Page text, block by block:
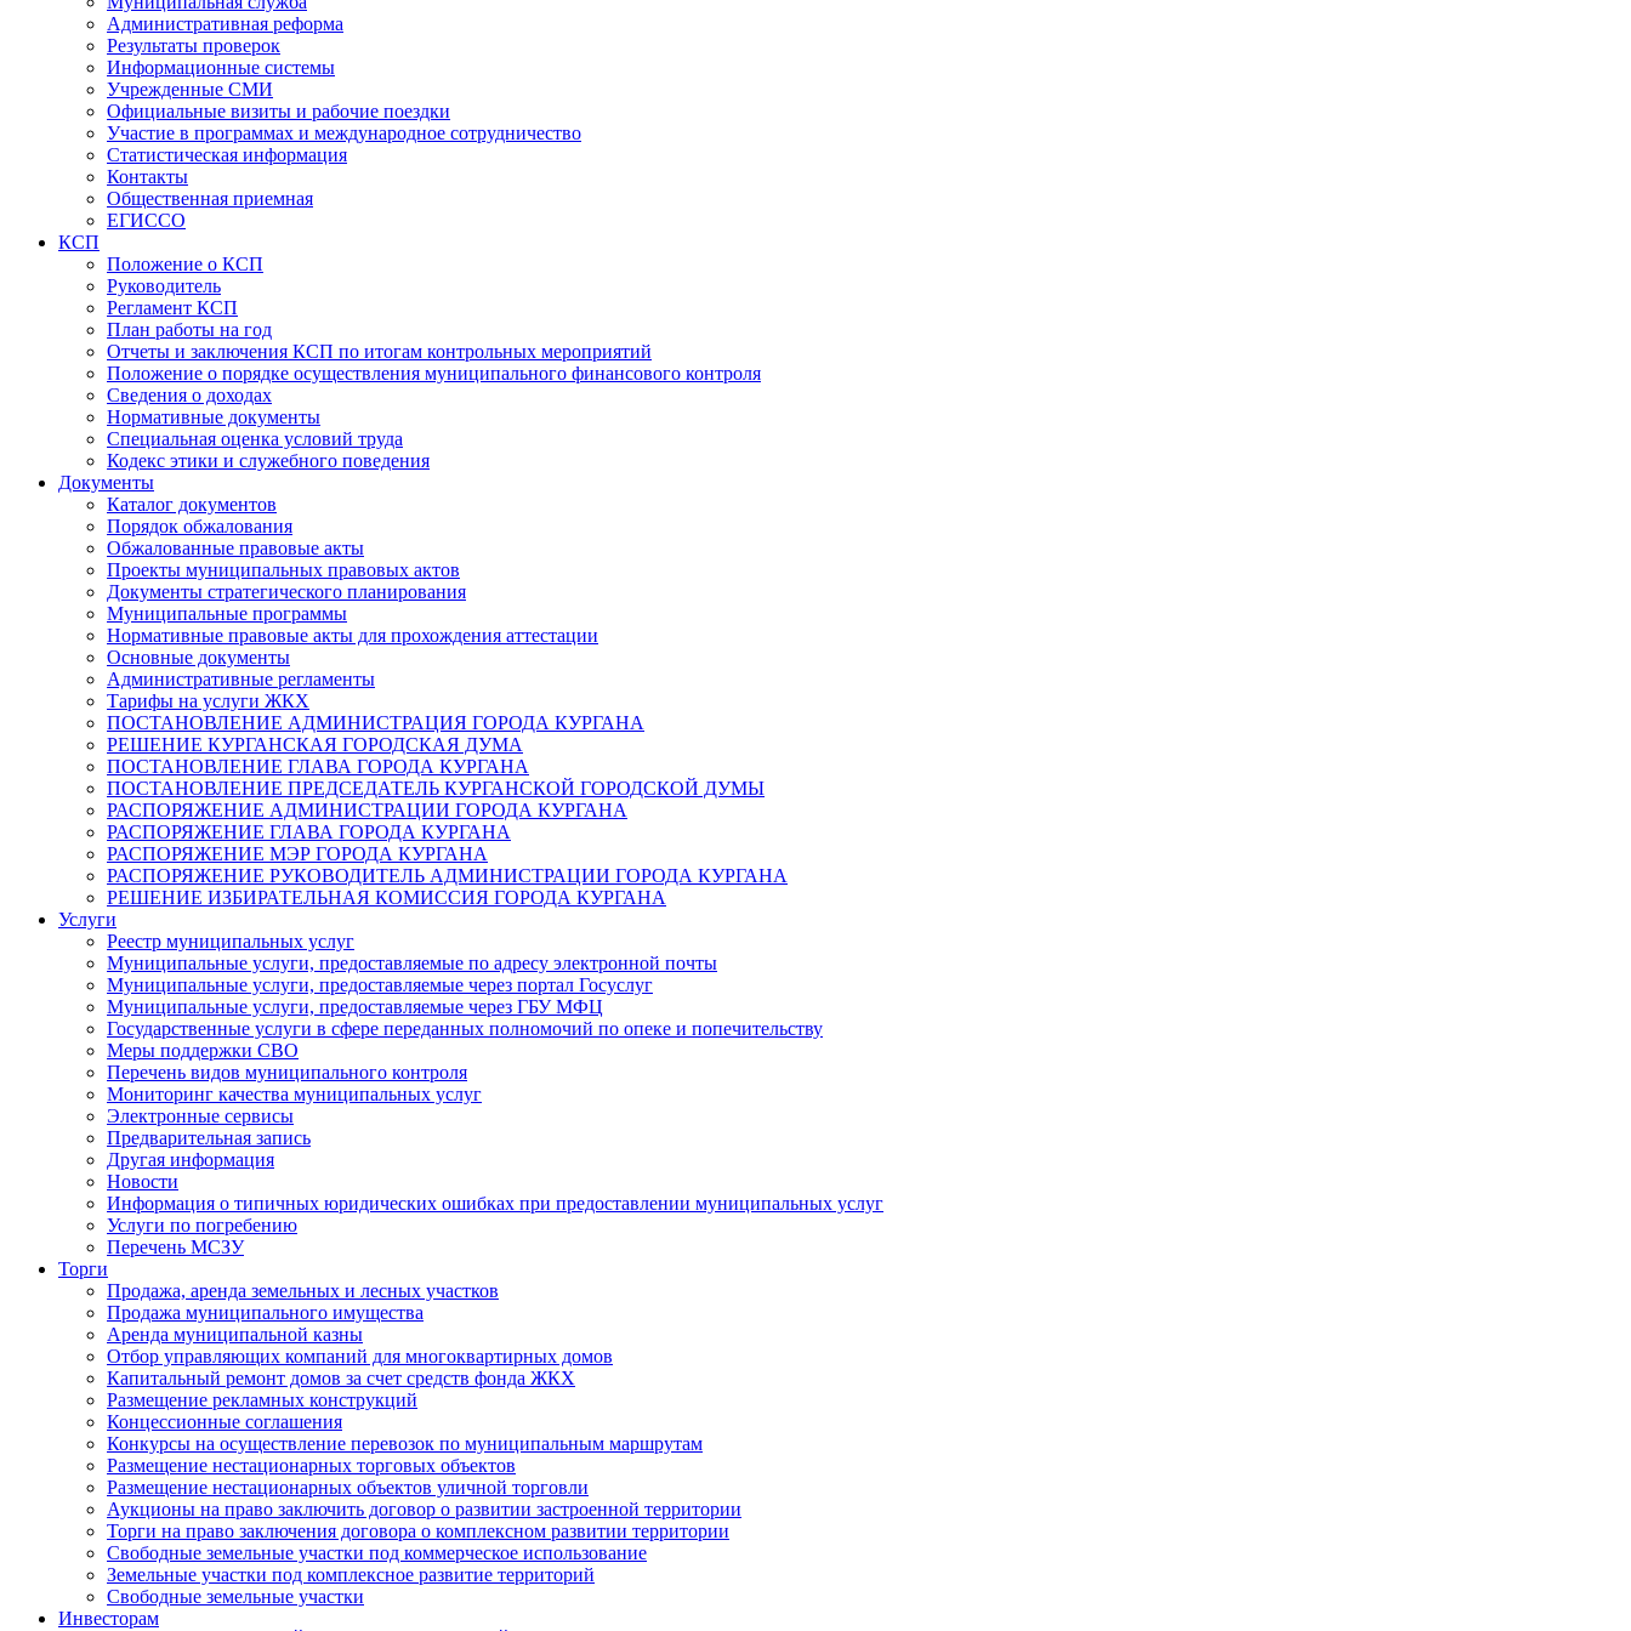
Административная реформа
Результаты проверок
Информационные системы
Учрежденные СМИ
Официальные визиты и рабочие поездки
Участие в программах и международное сотрудничество
Статистическая информация
Контакты
Общественная приемная
ЕГИССО
КСП
Положение о КСП
Руководитель
Регламент КСП
План работы на год
Отчеты и заключения КСП по итогам контрольных мероприятий
Положение о порядке осуществления муниципального финансового контроля
Сведения о доходах
Нормативные документы
Специальная оценка условий труда
Кодекс этики и служебного поведения
Документы
Каталог документов
Порядок обжалования
Обжалованные правовые акты
Проекты муниципальных правовых актов
Документы стратегического планирования
Муниципальные программы
Нормативные правовые акты для прохождения аттестации
Основные документы
Административные регламенты
Тарифы на услуги ЖКХ
ПОСТАНОВЛЕНИЕ АДМИНИСТРАЦИЯ ГОРОДА КУРГАНА
РЕШЕНИЕ КУРГАНСКАЯ ГОРОДСКАЯ ДУМА
ПОСТАНОВЛЕНИЕ ГЛАВА ГОРОДА КУРГАНА
ПОСТАНОВЛЕНИЕ ПРЕДСЕДАТЕЛЬ КУРГАНСКОЙ ГОРОДСКОЙ ДУМЫ
РАСПОРЯЖЕНИЕ АДМИНИСТРАЦИИ ГОРОДА КУРГАНА
РАСПОРЯЖЕНИЕ ГЛАВА ГОРОДА КУРГАНА
РАСПОРЯЖЕНИЕ МЭР ГОРОДА КУРГАНА
РАСПОРЯЖЕНИЕ РУКОВОДИТЕЛЬ АДМИНИСТРАЦИИ ГОРОДА КУРГАНА
РЕШЕНИЕ ИЗБИРАТЕЛЬНАЯ КОМИССИЯ ГОРОДА КУРГАНА
Услуги
Реестр муниципальных услуг
Муниципальные услуги, предоставляемые по адресу электронной почты
Муниципальные услуги, предоставляемые через портал Госуслуг
Муниципальные услуги, предоставляемые через ГБУ МФЦ
Государственные услуги в сфере переданных полномочий по опеке и попечительству
Меры поддержки СВО
Перечень видов муниципального контроля
Мониторинг качества муниципальных услуг
Электронные сервисы
Предварительная запись
Другая информация
Новости
Информация о типичных юридических ошибках при предоставлении муниципальных услуг
Услуги по погребению
Перечень МСЗУ
Торги
Продажа, аренда земельных и лесных участков
Продажа муниципального имущества
Аренда муниципальной казны
Отбор управляющих компаний для многоквартирных домов
Капитальный ремонт домов за счет средств фонда ЖКХ
Размещение рекламных конструкций
Концессионные соглашения
Конкурсы на осуществление перевозок по муниципальным маршрутам
Размещение нестационарных торговых объектов
Размещение нестационарных объектов уличной торговли
Аукционы на право заключить договор о развитии застроенной территории
Торги на право заключения договора о комплексном развитии территории
Свободные земельные участки под коммерческое использование
Земельные участки под комплексное развитие территорий
Свободные земельные участки
Инвесторам